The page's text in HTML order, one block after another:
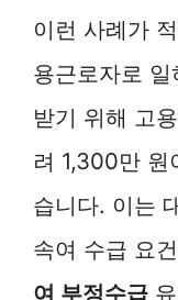
이런 사례가
용근로자로
받기 위해 고
려 1,300만 원
습니다. 이는
속여 수급 요
여 부정수급